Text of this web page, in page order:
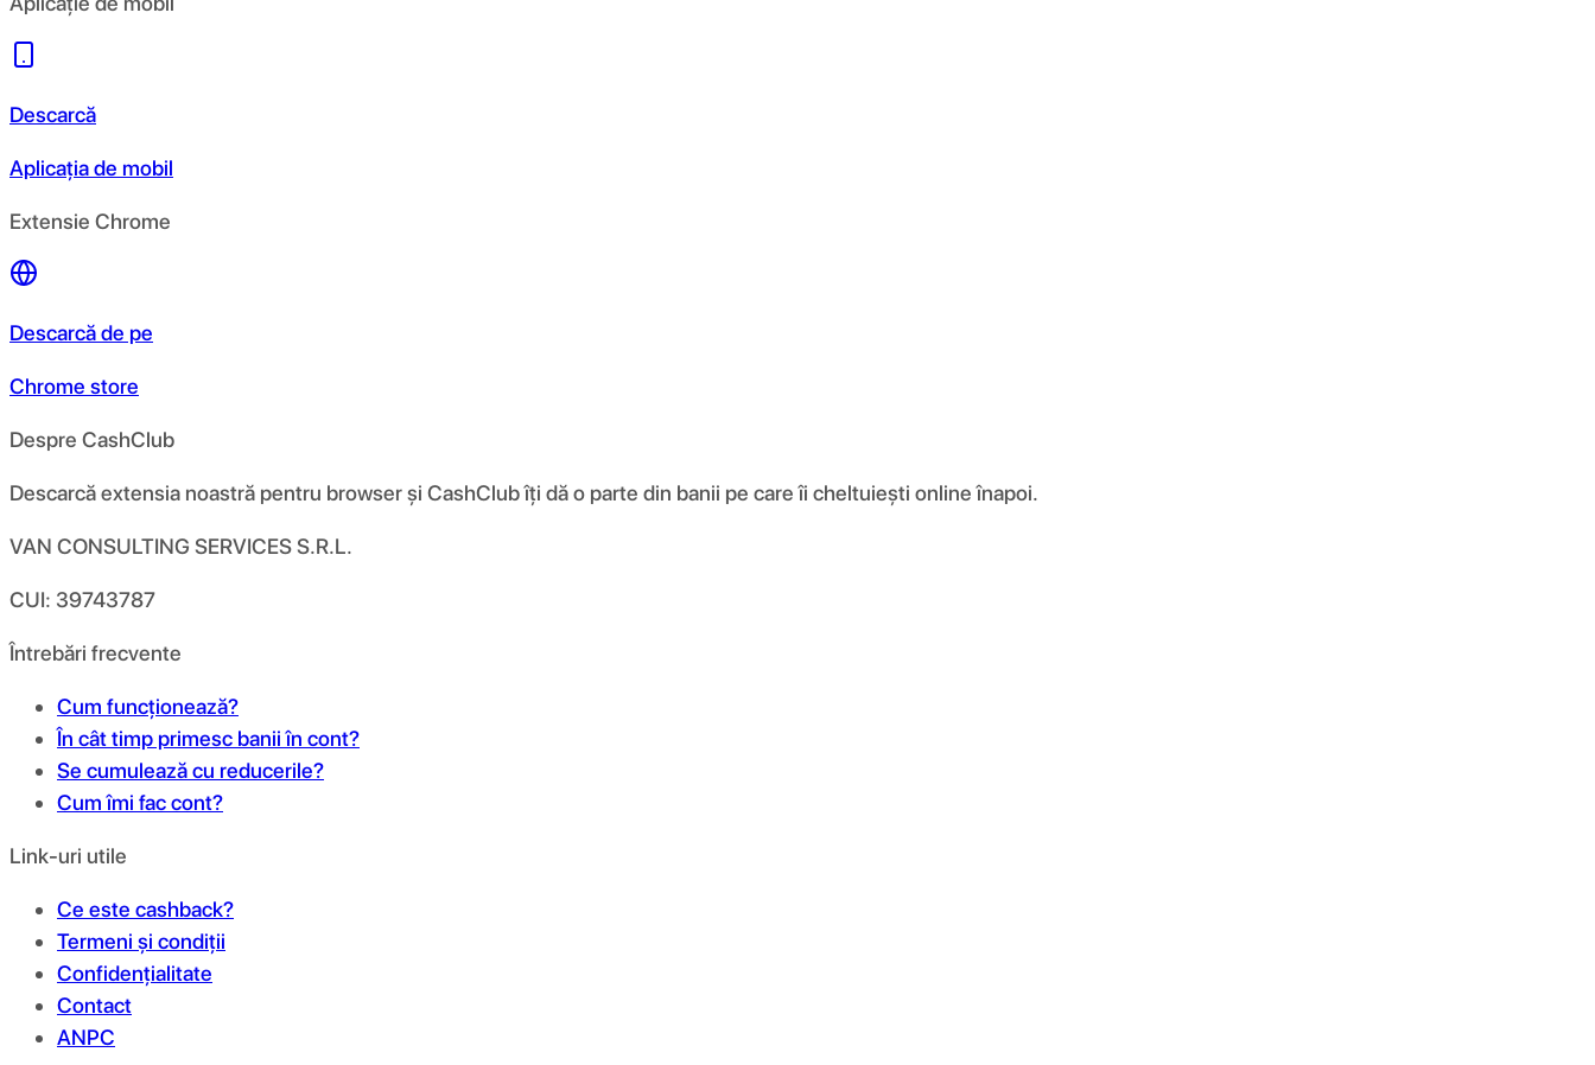
Descarcă
Aplicația de mobil
Extensie Chrome
Descarcă de pe
Chrome store
Despre CashClub
Descarcă extensia noastră pentru browser și CashClub îți dă o parte din banii pe care îi cheltuiești online înapoi.
VAN CONSULTING SERVICES S.R.L.
CUI: 39743787
Întrebări frecvente
Cum funcționează?
În cât timp primesc banii în cont?
Se cumulează cu reducerile?
Cum îmi fac cont?
Link-uri utile
Ce este cashback?
Termeni și condiții
Confidențialitate
Contact
ANPC